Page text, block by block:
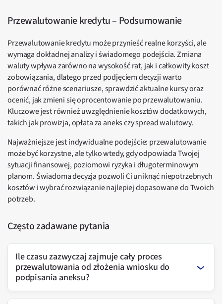
Przewalutowanie kredytu – Podsumowanie
Przewalutowanie kredytu może przynieść realne korzyści, ale
wymaga dokładnej analizy i świadomego podejścia. Zmiana
waluty wpływa zarówno na wysokość rat, jak i całkowity koszt
zobowiązania, dlatego przed podjęciem decyzji warto
porównać różne scenariusze, sprawdzić aktualne kursy oraz
ocenić, jak zmieni się oprocentowanie po przewalutowaniu.
Kluczowe jest również uwzględnienie kosztów dodatkowych,
takich jak prowizja, opłata za aneks czy spread walutowy.
Najważniejsze jest indywidualne podejście: przewalutowanie
może być korzystne, ale tylko wtedy, gdy odpowiada Twojej
sytuacji finansowej, poziomowi ryzyka i długoterminowym
planom. Świadoma decyzja pozwoli Ci uniknąć niepotrzebnych
kosztów i wybrać rozwiązanie najlepiej dopasowane do Twoich
potrzeb.
Często zadawane pytania
Ile czasu zazwyczaj zajmuje cały proces
przewalutowania od złożenia wniosku do
podpisania aneksu?